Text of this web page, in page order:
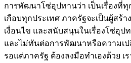
การพัฒนาโซ่อุปทานว่า เป็นเรื่องที่
เกือบทุกประเทศ ภาครัฐจะเป็นผู้สร้
เงื่อนไข และสนับสนุนในเรื่องโซ่อุป
และไม่ทันต่อการพัฒนาหรือความเ
รอแต่ภาครัฐ ต้องลงมือทำเองด้วย เ